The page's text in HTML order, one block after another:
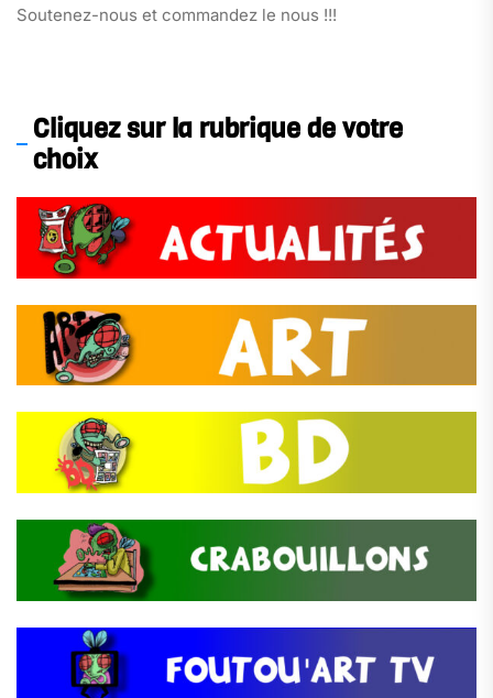
Soutenez-nous et commandez le nous !!!
Cliquez sur la rubrique de votre
choix